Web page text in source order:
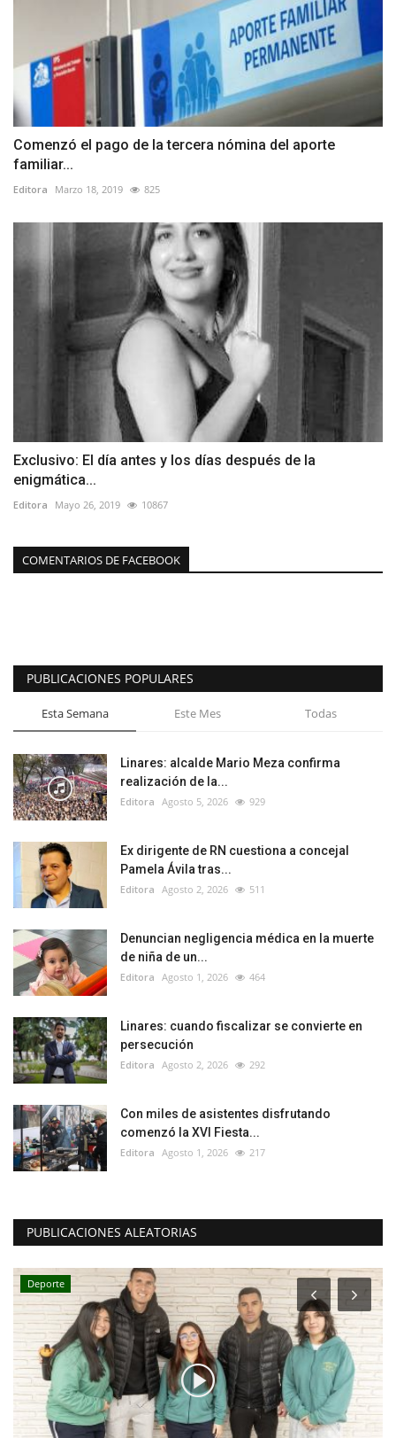
Comenzó el pago de la tercera nómina del aporte
familiar...
Editora Marzo 18, 2019 825
Exclusivo: El día antes y los días después de la
enigmática...
Editora Mayo 26, 2019 10867
COMENTARIOS DE FACEBOOK
PUBLICACIONES POPULARES
Esta Semana Este Mes Todas
Linares: alcalde Mario Meza confirma
realización de la...
Editora Agosto 5, 2026 929
Ex dirigente de RN cuestiona a concejal
Pamela Ávila tras...
Editora Agosto 2, 2026 511
Denuncian negligencia médica en la muerte
de niña de un...
Editora Agosto 1, 2026 464
Linares: cuando fiscalizar se convierte en
persecución
Editora Agosto 2, 2026 292
Con miles de asistentes disfrutando
comenzó la XVI Fiesta...
Editora Agosto 1, 2026 217
PUBLICACIONES ALEATORIAS
Deporte